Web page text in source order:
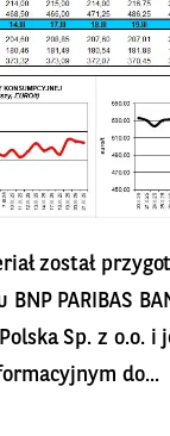
został
PARIBAS
Sp. z o.o. i
do...